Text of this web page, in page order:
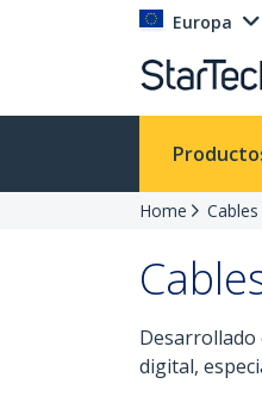
Europa
Home Cables
digital,